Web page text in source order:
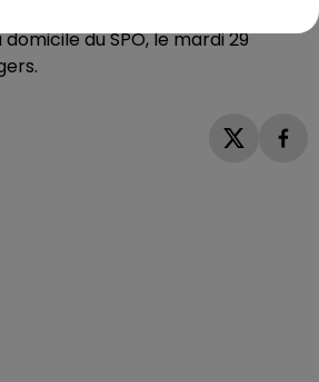
du SPO, le mardi 29